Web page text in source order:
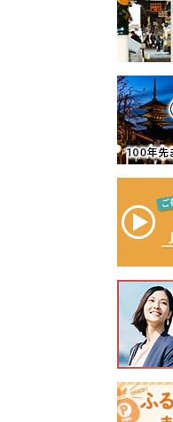
まちづくりを進めていきま
みなさまの応援をよろしく